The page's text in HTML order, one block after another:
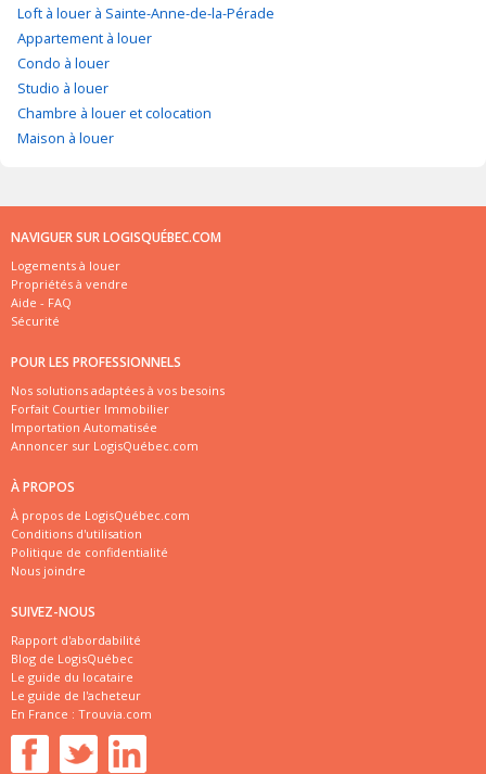
Loft à louer à Sainte-Anne-de-la-Pérade
Appartement à louer
Condo à louer
Studio à louer
Chambre à louer et colocation
Maison à louer
NAVIGUER SUR LOGISQUÉBEC.COM
Logements à louer
Propriétés à vendre
Aide - FAQ
Sécurité
POUR LES PROFESSIONNELS
Nos solutions adaptées à vos besoins
Forfait Courtier Immobilier
Importation Automatisée
Annoncer sur LogisQuébec.com
À PROPOS
À propos de LogisQuébec.com
Conditions d'utilisation
Politique de confidentialité
Nous joindre
SUIVEZ-NOUS
Rapport d'abordabilité
Blog de LogisQuébec
Le guide du locataire
Le guide de l'acheteur
En France : Trouvia.com